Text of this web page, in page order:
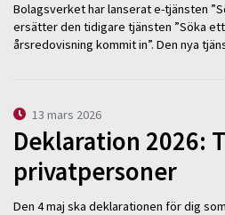
Bolagsverket har lanserat e-tjänsten
ersätter den tidigare tjänsten ”Söka
årsredovisning kommit in”. Den nya
13 mars 2026
Deklaration 2026:
privatpersoner
Den 4 maj ska deklarationen för dig